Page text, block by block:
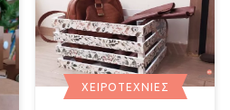
ΧΕΙΡΟΤΕΧΝΊΕΣ